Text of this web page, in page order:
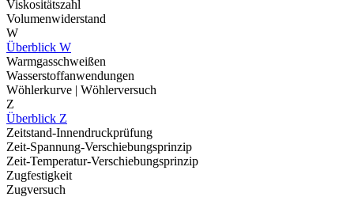
Viskositätszahl
Volumenwiderstand
W
Überblick W
Warmgasschweißen
Wasserstoffanwendungen
Wöhlerkurve | Wöhlerversuch
Z
Überblick Z
Zeitstand-Innendruckprüfung
Zeit-Spannung-Verschiebungsprinzip
Zeit-Temperatur-Verschiebungsprinzip
Zugfestigkeit
Zugversuch